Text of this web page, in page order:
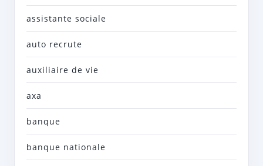
assistante sociale
auto recrute
auxiliaire de vie
axa
banque
banque nationale